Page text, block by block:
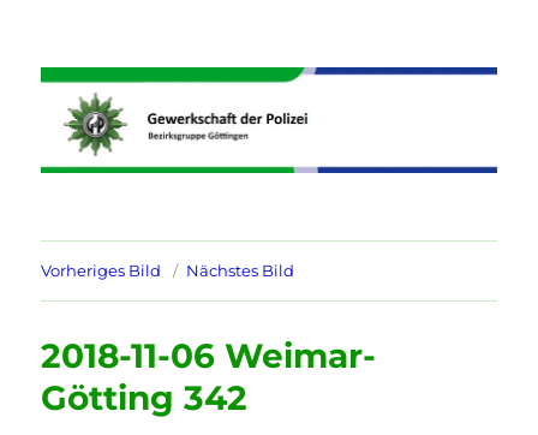
Informationen der GdP
Bezirksgruppe Göttingen
Vorheriges Bild Nächstes Bild
2018-11-06 Weimar-
Götting 342